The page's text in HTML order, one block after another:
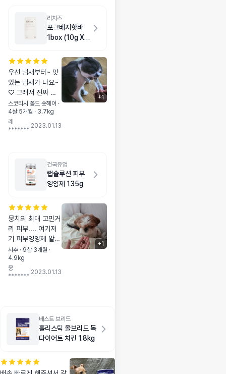
리치즈
포크베지핫바
1box (10g X
우선 냄새부터~ 맛
있는 냄새가 나요~
♡ 그래서 진짜 쬐
금 제가 맛봤는데!
오~♡ 간없는 밍밍
한 스팸느낌?! 멍냥
설명할것도 없이..
환장하고 순삭이네
요!🤣 너무너무 좋
스코티시 폴드 숏헤어 ·
4살 5개월 · 3.7kg
레
*******
2023.01.13
+1
건국유업
랩솔루션 피부
영양제 135g
뭉치의 최대 고민거
리 피부.... 여기저
기 피부영양제 알아
보고 먹여보던 중
유명대학 연구진들
이라는 단어만보고
잘먹더라구요!!! 나
중엔 영양제통에서
덜그덕소리만 나도
ㅋㅋ 그리구 영양제
먹는동안엔 피부병
시추 · 9살 3개월 ·
4.9kg
뭉
*******
2023.01.13
+1
베스트 브리드
홀리스틱 올브리드 독
다이어트 치킨 1.8kg